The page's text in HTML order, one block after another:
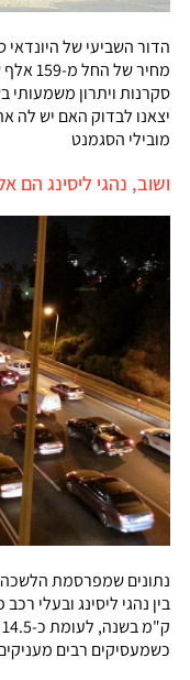
הדור השביעי של היונדאי
מחיר של
סקרנות ויתרון משמעותי
יצאנו לבדוק האם יש לה
מובילי הסגמנט
ושוב, נהגי ליסינג הם
נתונים שמפרסמת הלשכה
כשמעסיקים רבים